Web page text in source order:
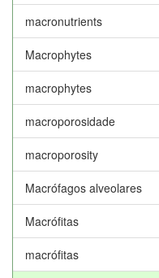
macronutrients
Macrophytes
macrophytes
macroporosidade
macroporosity
Macrófagos alveolares
Macrófitas
macrófitas